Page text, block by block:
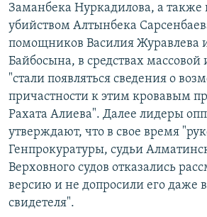
Заманбека Нуркадилова, а
убийством Алтынбека
помощников Василия Журавлева
Байбосына, в средствах
"стали появляться сведения о
причастности к этим кровавым
Рахата Алиева". Далее лидеры
утверждают, что в свое время
Генпрокуратуры, судьи
Верховного судов отказались
версию и не допросили его даже в
свидетеля".